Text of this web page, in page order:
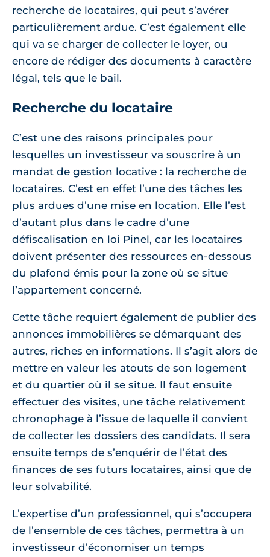
recherche de locataires, qui peut s’avérer
particulièrement ardue. C’est également elle
qui va se charger de collecter le loyer, ou
encore de rédiger des documents à caractère
légal, tels que le bail.
Recherche du locataire
C’est une des raisons principales pour
lesquelles un investisseur va souscrire à un
mandat de gestion locative : la recherche de
locataires. C’est en effet l’une des tâches les
plus ardues d’une mise en location. Elle l’est
d’autant plus dans le cadre d’une
défiscalisation en loi Pinel, car les locataires
doivent présenter des ressources en-dessous
du plafond émis pour la zone où se situe
l’appartement concerné.
Cette tâche requiert également de publier des
annonces immobilières se démarquant des
autres, riches en informations. Il s’agit alors de
mettre en valeur les atouts de son logement
et du quartier où il se situe. Il faut ensuite
effectuer des visites, une tâche relativement
chronophage à l’issue de laquelle il convient
de collecter les dossiers des candidats. Il sera
ensuite temps de s’enquérir de l’état des
finances de ses futurs locataires, ainsi que de
leur solvabilité.
L’expertise d’un professionnel, qui s’occupera
de l’ensemble de ces tâches, permettra à un
investisseur d’économiser un temps